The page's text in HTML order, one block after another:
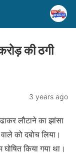
की ठगी
3 years ago
लौटाने का झांसा
को दबोच लिया।
किया गया था।